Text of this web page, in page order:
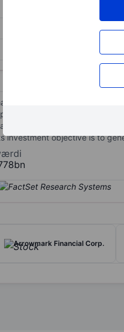
non-diversified,
portfolio is comprised
securities,
investment objective is to
Arrowmark Financial Corp.